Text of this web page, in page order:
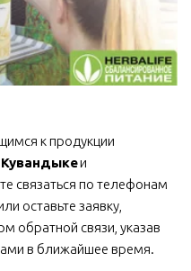
к продукции
Кувандыке
связаться по телефонам
оставьте заявку,
обратной связи, указав
в ближайшее время.